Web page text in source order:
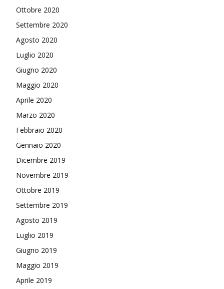
Ottobre 2020
Settembre 2020
Agosto 2020
Luglio 2020
Giugno 2020
Maggio 2020
Aprile 2020
Marzo 2020
Febbraio 2020
Gennaio 2020
Dicembre 2019
Novembre 2019
Ottobre 2019
Settembre 2019
Agosto 2019
Luglio 2019
Giugno 2019
Maggio 2019
Aprile 2019